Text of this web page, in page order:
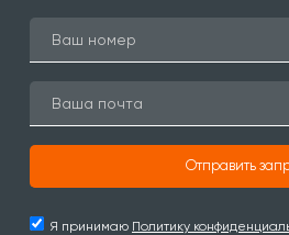
Отправить
Я принимаю Политику